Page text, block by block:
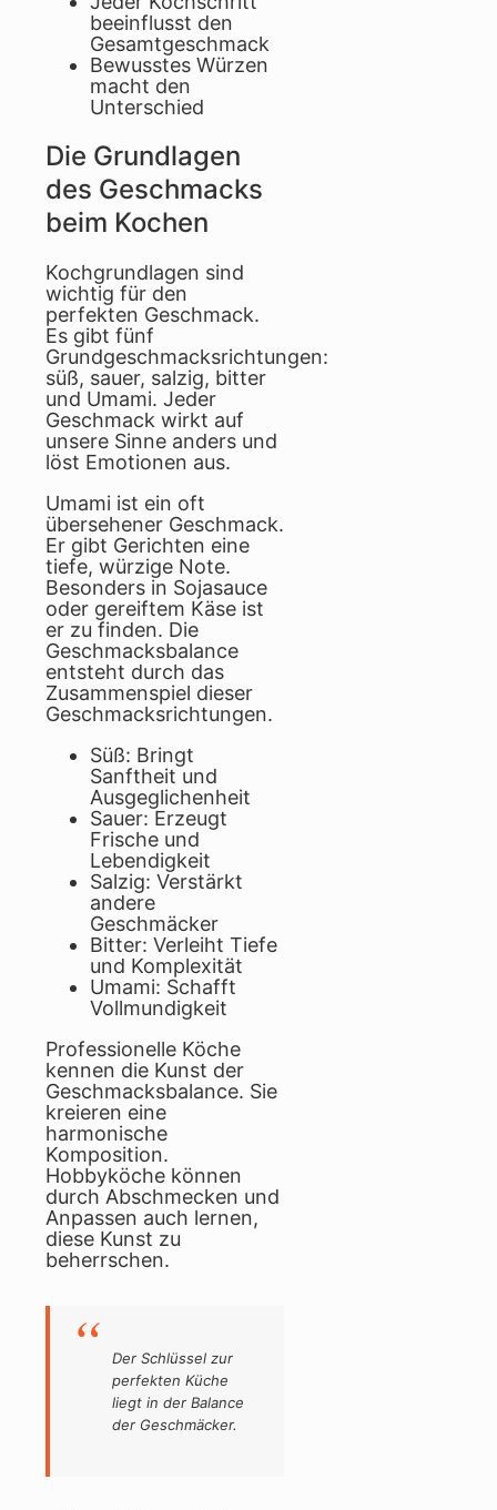
beeinflusst den
Gesamtgeschmack
Bewusstes Würzen
macht den
Unterschied
Die Grundlagen
des Geschmacks
beim Kochen
Kochgrundlagen sind
wichtig für den
perfekten Geschmack.
Es gibt fünf
Grundgeschmacksrichtungen:
süß, sauer, salzig, bitter
und Umami. Jeder
Geschmack wirkt auf
unsere Sinne anders und
löst Emotionen aus.
Umami ist ein oft
übersehener Geschmack.
Er gibt Gerichten eine
tiefe, würzige Note.
Besonders in Sojasauce
oder gereiftem Käse ist
er zu finden. Die
Geschmacksbalance
entsteht durch das
Zusammenspiel dieser
Geschmacksrichtungen.
Süß: Bringt
Sanftheit und
Ausgeglichenheit
Sauer: Erzeugt
Frische und
Lebendigkeit
Salzig: Verstärkt
andere
Geschmäcker
Bitter: Verleiht Tiefe
und Komplexität
Umami: Schafft
Vollmundigkeit
Professionelle Köche
kennen die Kunst der
Geschmacksbalance. Sie
kreieren eine
harmonische
Komposition.
Hobbyköche können
durch Abschmecken und
Anpassen auch lernen,
diese Kunst zu
beherrschen.
Der Schlüssel zur
perfekten Küche
liegt in der Balance
der Geschmäcker.